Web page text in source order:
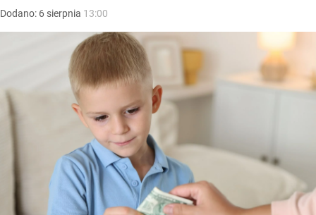
Dodano: 6 sierpnia 13:00